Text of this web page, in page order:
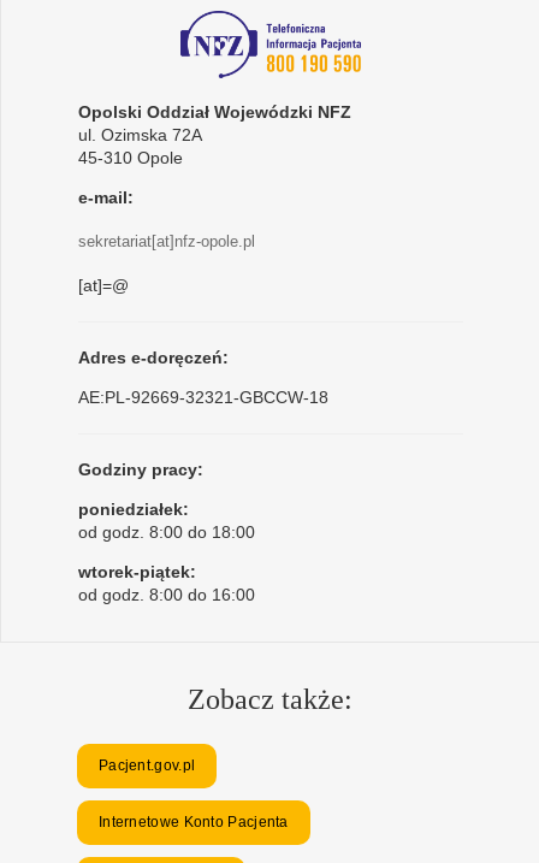
Opolski Oddział Wojewódzki NFZ
ul. Ozimska 72A
45-310 Opole
e-mail:
sekretariat[at]nfz-opole.pl
[at]=@
Adres e-doręczeń:
AE:PL-92669-32321-GBCCW-18
Godziny pracy:
poniedziałek:
od godz. 8:00 do 18:00
wtorek-piątek:
od godz. 8:00 do 16:00
Zobacz także:
Pacjent.gov.pl
Internetowe Konto Pacjenta